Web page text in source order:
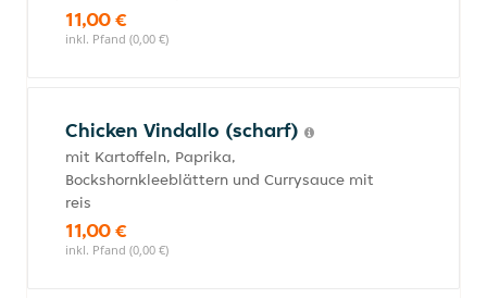
11,00 €
inkl. Pfand (0,00 €)
Chicken Vindallo (scharf)
mit Kartoffeln, Paprika,
Bockshornkleeblättern und Currysauce mit
reis
11,00 €
inkl. Pfand (0,00 €)